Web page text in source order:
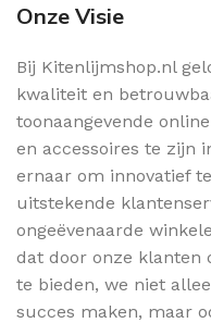
Onze Visie
Bij Kitenlijmshop.nl
kwaliteit en
toonaangevende
en accessoires te zijn
ernaar om innovatief
uitstekende
ongeëvenaarde
dat door onze klanten
te bieden, we niet
succes maken, maar